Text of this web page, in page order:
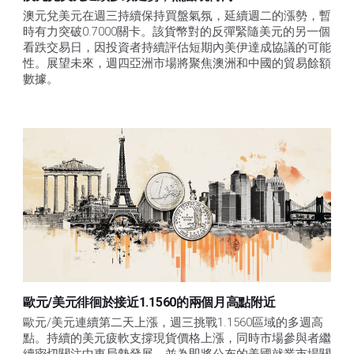
澳元兌美元在週三持續保持買盤氣氛，延續週二的漲勢，暫
時有力突破0.7000關卡。該貨幣對的反彈緊隨美元的另一個
看跌交易日，因投資者持續評估短期內美伊達成協議的可能
性。展望未來，週四亞洲市場將聚焦澳洲和中國的貿易餘額
數據。
歐元/美元徘徊於接近1.1560的兩個月高點附近
歐元/美元連續第二天上漲，週三挑戰1.1560區域的多週高
點。持續的美元疲軟支撐現貨價格上漲，同時市場參與者繼